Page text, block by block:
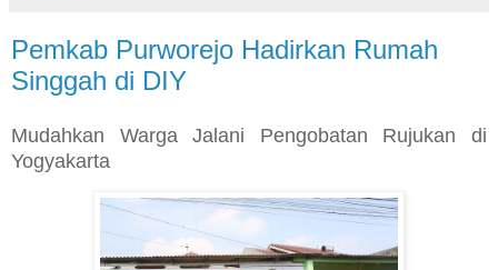
Pemkab Purworejo Hadirkan Rumah
Singgah di DIY
Mudahkan Warga Jalani Pengobatan Rujukan di
Yogyakarta